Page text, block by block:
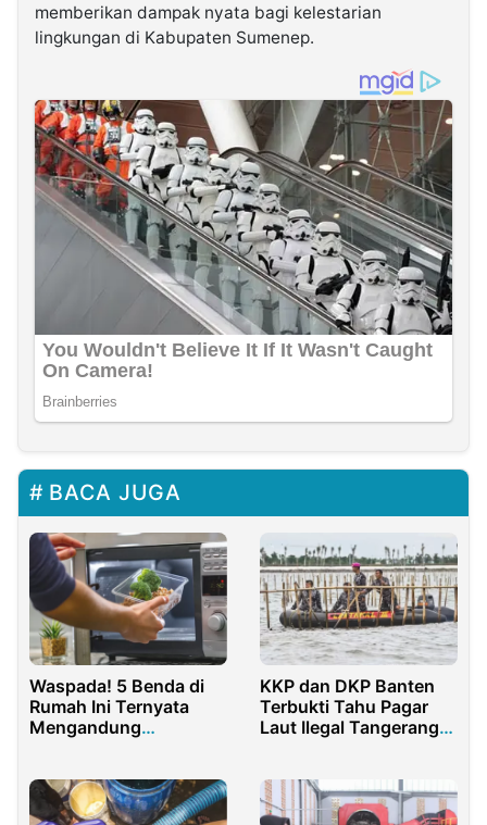
memberikan dampak nyata bagi kelestarian
lingkungan di Kabupaten Sumenep.
BACA JUGA
Waspada! 5 Benda di
Rumah Ini Ternyata
Mengandung
KKP dan DKP Banten
Terbukti Tahu Pagar
Laut Ilegal Tangerang